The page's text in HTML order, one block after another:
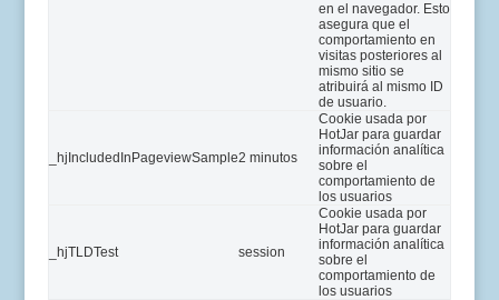
en el navegador. Esto
asegura que el
comportamiento en
visitas posteriores al
mismo sitio se
atribuirá al mismo ID
de usuario.
_hjIncludedInPageviewSample2 minutos
Cookie usada por
HotJar para guardar
información analítica
sobre el
comportamiento de
los usuarios
_hjTLDTest session
Cookie usada por
HotJar para guardar
información analítica
sobre el
comportamiento de
los usuarios